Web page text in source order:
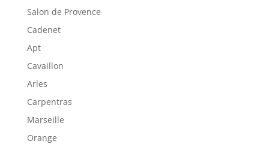
Salon de Provence
Cadenet
Apt
Cavaillon
Arles
Carpentras
Marseille
Orange